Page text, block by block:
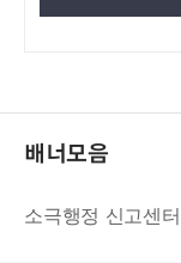
배너모음
소극행정 신고센터